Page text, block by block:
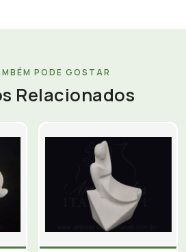
PODE GOSTAR
Relacionados